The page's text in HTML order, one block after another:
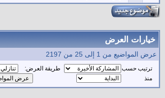
خيارات العرض
عرض المواضيع من 1 إلى 25 من 2197
ترتيب حسب
طريقة العرض:
منذ